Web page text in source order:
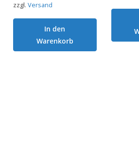
zzgl. Versand
In den
Warenkorb